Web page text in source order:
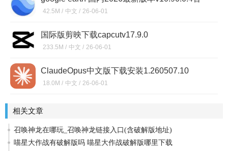
方版
42.5M / 中文 / 26-06-01
国际版剪映下载capcutv17.9.0
233.5M / 中文 / 26-06-01
ClaudeOpus中文版下载安装1.260507.10
18.0M / 中文 / 26-06-01
相关文章
召唤神龙在哪玩_召唤神龙链接入口(含破解版地址)
喵星大作战有破解版吗 喵星大作战破解版哪里下载